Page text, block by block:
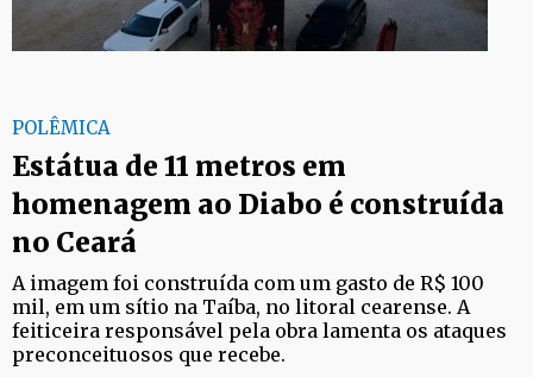
POLÊMICA
Estátua de 11 metros em
homenagem ao Diabo é construída
no Ceará
A imagem foi construída com um gasto de R$ 100
mil, em um sítio na Taíba, no litoral cearense. A
feiticeira responsável pela obra lamenta os ataques
preconceituosos que recebe.